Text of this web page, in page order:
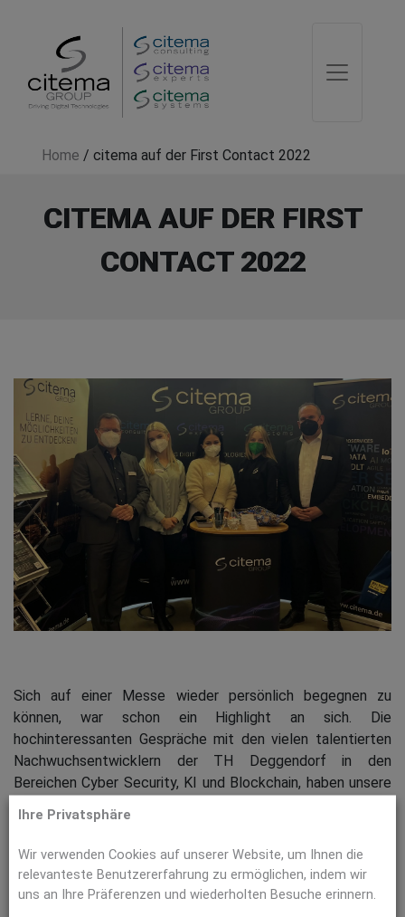
Home / citema auf der First Contact 2022
CITEMA AUF DER FIRST
CONTACT 2022
Sich auf einer Messe wieder persönlich begegnen zu
können, war schon ein Highlight an sich. Die
hochinteressanten Gespräche mit den vielen talentierten
Nachwuchsentwicklern der TH Deggendorf in den
Bereichen Cyber Security, KI und Blockchain, haben unsere
einer Recruitingmesse organisiert von den Studentinnen
und Studenten der Technischen Hochschule Deggendorf.
Ihre Privatsphäre
Wir verwenden Cookies auf unserer Website, um Ihnen die
relevanteste Benutzererfahrung zu ermöglichen, indem wir
uns an Ihre Präferenzen und wiederholten Besuche erinnern.